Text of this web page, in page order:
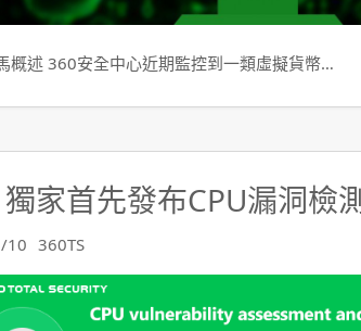
概述 360安全中心近期監控到一類虛擬貨幣…
家首先發布CPU漏洞檢
10 360TS